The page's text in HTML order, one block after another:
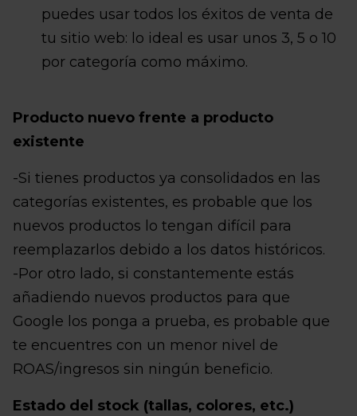
puedes usar todos los éxitos de venta de
tu sitio web: lo ideal es usar unos 3, 5 o 10
por categoría como máximo.
Producto nuevo frente a producto
existente
-Si tienes productos ya consolidados en las
categorías existentes, es probable que los
nuevos productos lo tengan difícil para
reemplazarlos debido a los datos históricos.
-Por otro lado, si constantemente estás
añadiendo nuevos productos para que
Google los ponga a prueba, es probable que
te encuentres con un menor nivel de
ROAS/ingresos sin ningún beneficio.
Estado del stock (tallas, colores, etc.)